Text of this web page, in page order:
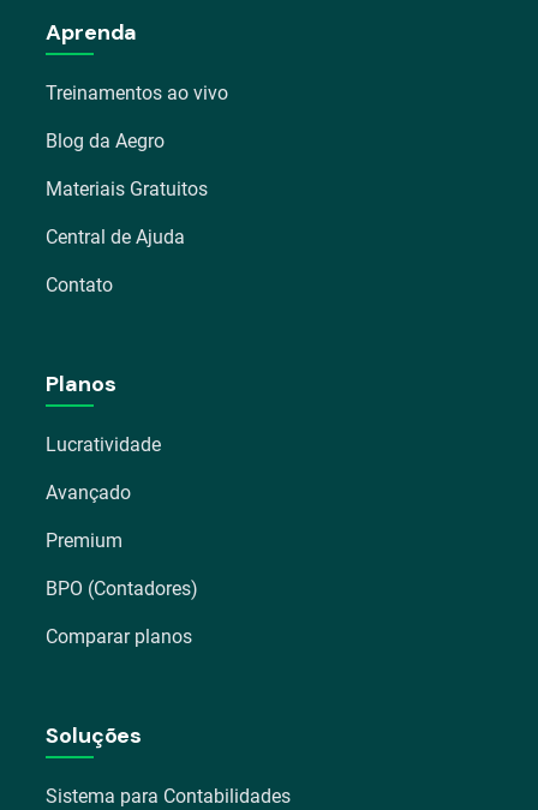
Aprenda
Treinamentos ao vivo
Blog da Aegro
Materiais Gratuitos
Central de Ajuda
Contato
Planos
Lucratividade
Avançado
Premium
BPO (Contadores)
Comparar planos
Soluções
Sistema para Contabilidades